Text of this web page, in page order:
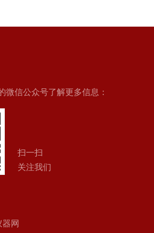
微信公众号了解更多信息：
扫一扫
关注我们
网